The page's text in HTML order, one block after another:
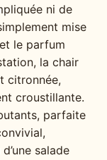
ni de
mise
le parfum
la chair
citronnée,
croustillante.
parfaite
salade